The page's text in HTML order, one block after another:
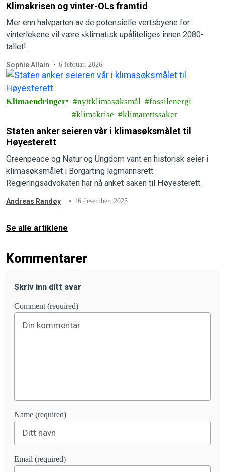
Klimakrisen og vinter-OLs framtid
Mer enn halvparten av de potensielle vertsbyene for
vinterlekene vil være «klimatisk upålitelige» innen 2080-
tallet!
Sophie Allain 6 februar, 2026
Klimaendringer nyttklimasøksmål
fossilenergi
klimakrise
klimarettssaker
Staten anker seieren vår i klimasøksmålet til
Høyesterett
Greenpeace og Natur og Ungdom vant en historisk seier i
klimasøksmålet i Borgarting lagmannsrett.
Regjeringsadvokaten har nå anket saken til Høyesterett.
Andreas Randøy 16 desember, 2025
Se alle artiklene
Kommentarer
Skriv inn ditt svar
Comment (required)
Name (required)
Email (required)